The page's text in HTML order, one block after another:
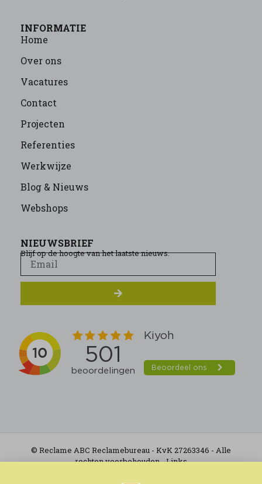
INFORMATIE
Home
Over ons
Vacatures
Contact
Projecten
Referenties
Werkwijze
Blog & Nieuws
Webshops
NIEUWSBRIEF
Blijf op de hoogte van het laatste nieuws.
© Reclame ABC Reclamebureau - KvK 27263346 - Alle
rechten voorbehouden -Links